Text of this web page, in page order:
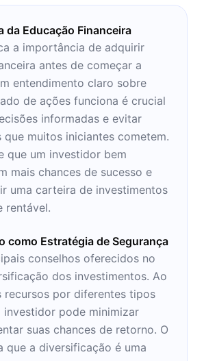
da Educação Financeira
a importância de adquirir
antes de começar a
entendimento claro sobre
de ações funciona é crucial
informadas e evitar
que muitos iniciantes cometem.
que um investidor bem
mais chances de sucesso e
uma carteira de investimentos
rentável.
como Estratégia de Segurança
conselhos oferecidos no
dos investimentos. Ao
recursos por diferentes tipos
investidor pode minimizar
suas chances de retorno. O
que a diversificação é uma